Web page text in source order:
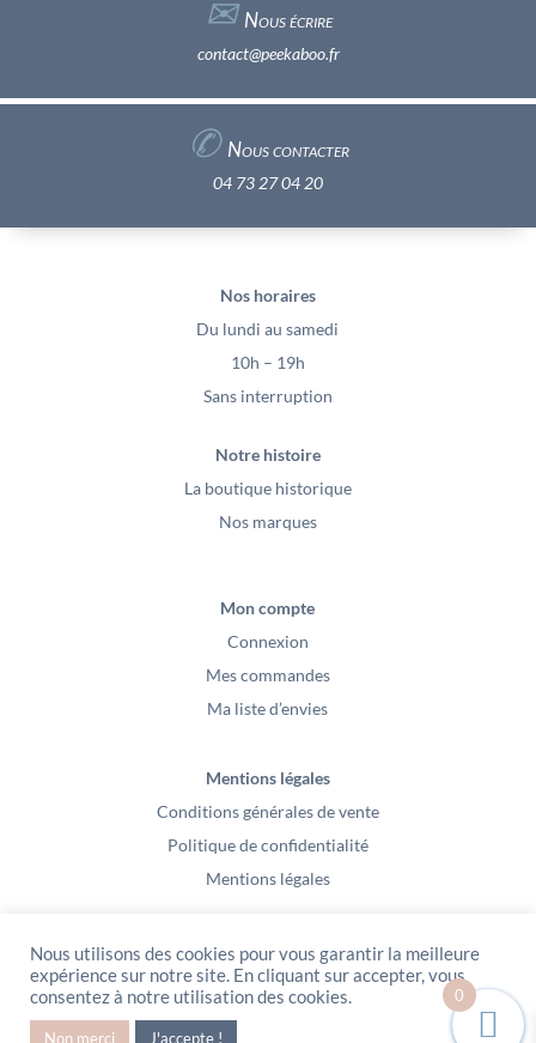
✉︎Nous écrire
contact@peekaboo.fr
✆ Nous contacter
04 73 27 04 20
Nos horaires
Du lundi au samedi
10h – 19h
Sans interruption
Notre histoire
La boutique historique
Nos marques
Mon compte
Connexion
Mes commandes
Ma liste d’envies
Mentions légales
Conditions générales de vente
Politique de confidentialité
Mentions légales
PeeKaBoo / Sarl Gablia au capital de 10 000 euros – Av Ernest Cristal 63
Nous utilisons des cookies pour vous garantir la meilleure
expérience sur notre site. En cliquant sur accepter, vous
consentez à notre utilisation des cookies.
Non merci J'accepte !
0